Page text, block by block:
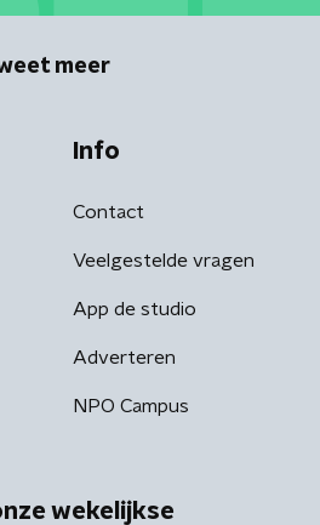
meer
Info
Contact
Veelgestelde vragen
App de studio
Adverteren
NPO Campus
wekelijkse